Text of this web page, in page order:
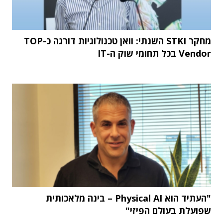
מחקר STKI השנתי: וואן טכנולוגיות דורגה כ-TOP
Vendor בכל תחומי שוק ה-IT
"העתיד הוא Physical AI – בינה מלאכותית
שפועלת בעולם הפיזי"